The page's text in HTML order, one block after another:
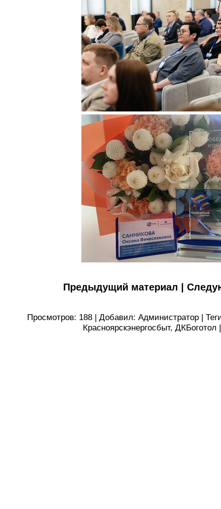
Предыдущий материал |
Просмотров: 188 | Добавил: Администратор |
Красноярскэнергосбыт, ДКБоготол